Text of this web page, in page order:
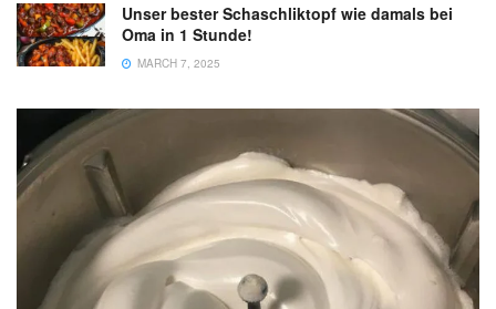
Unser bester Schaschliktopf wie damals bei
Oma in 1 Stunde!
MARCH 7, 2025